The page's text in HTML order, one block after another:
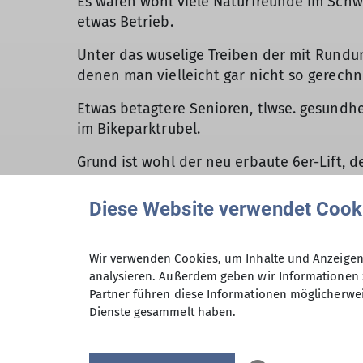
etwas Betrieb.
Unter das wuselige Treiben der mit
denen man vielleicht gar nicht so
Etwas betagtere Senioren, tlwse.
im Bikeparktrubel.
Grund ist wohl der neu erbaute 6er-Lift,
Der kurze Spazierweg zum Landshuter
Ein kurzes "Ui Mama schau, de fohrn
anbringen wollte war alles.
Nach Loderhart führte ein einsamer
Ungewohnt konnte unser ST-FÜL Andi
Diese Website verwendet
Wir verwenden Cookies, um Inhalte und
analysieren. Außerdem geben wir
Partner führen diese Informationen
Dienste gesammelt haben.